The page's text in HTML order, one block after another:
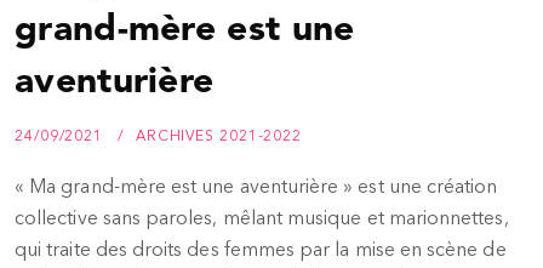
grand-mère est une
aventurière
24/09/2021 ARCHIVES 2021-2022
« Ma grand-mère est une aventurière » est une création
collective sans paroles, mêlant musique et marionnettes,
qui traite des droits des femmes par la mise en scène de